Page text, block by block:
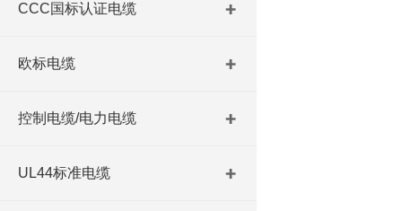
CCC国标认证电缆
欧标电缆
控制电缆/电力电缆
UL44标准电缆